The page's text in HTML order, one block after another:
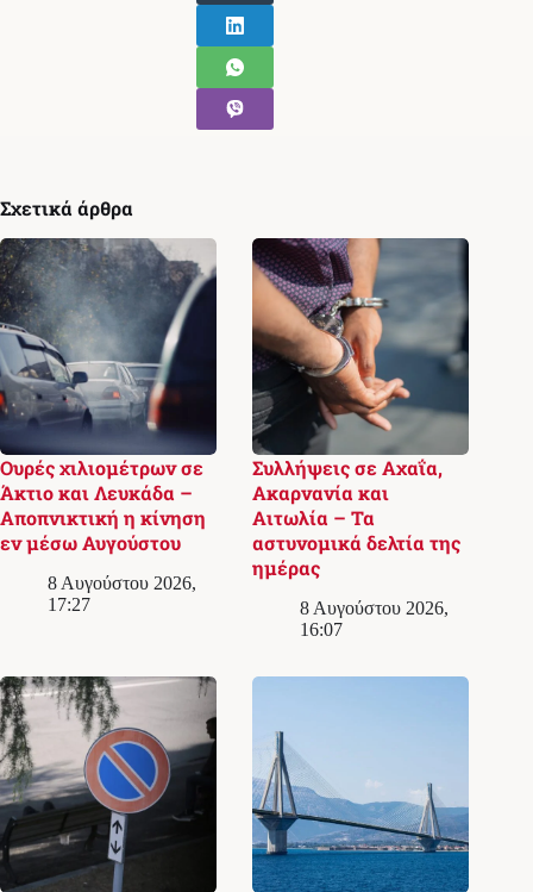
Σχετικά άρθρα
Ουρές χιλιομέτρων σε
Άκτιο και Λευκάδα –
Αποπνικτική η κίνηση
εν μέσω Αυγούστου
8 Αυγούστου 2026,
17:27
Συλλήψεις σε Αχαΐα,
Ακαρνανία και
Αιτωλία – Τα
αστυνομικά δελτία της
ημέρας
8 Αυγούστου 2026,
16:07